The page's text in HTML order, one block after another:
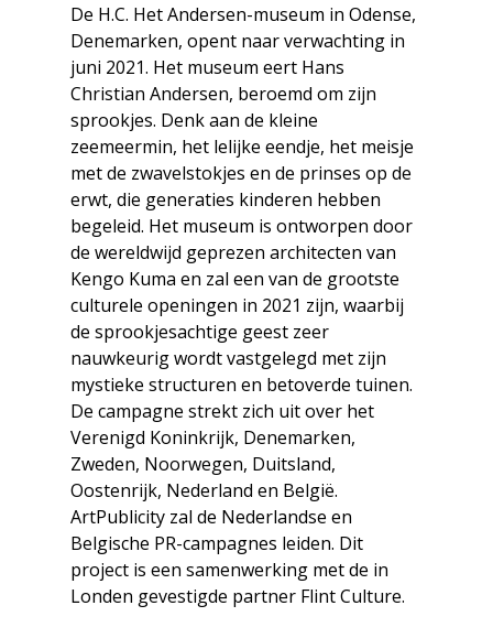
De H.C. Het Andersen-museum in Odense,
Denemarken, opent naar verwachting in
juni 2021. Het museum eert Hans
Christian Andersen, beroemd om zijn
sprookjes. Denk aan de kleine
zeemeermin, het lelijke eendje, het meisje
met de zwavelstokjes en de prinses op de
erwt, die generaties kinderen hebben
begeleid. Het museum is ontworpen door
de wereldwijd geprezen architecten van
Kengo Kuma en zal een van de grootste
culturele openingen in 2021 zijn, waarbij
de sprookjesachtige geest zeer
nauwkeurig wordt vastgelegd met zijn
mystieke structuren en betoverde tuinen.
De campagne strekt zich uit over het
Verenigd Koninkrijk, Denemarken,
Zweden, Noorwegen, Duitsland,
Oostenrijk, Nederland en België.
ArtPublicity zal de Nederlandse en
Belgische PR-campagnes leiden. Dit
project is een samenwerking met de in
Londen gevestigde partner Flint Culture.